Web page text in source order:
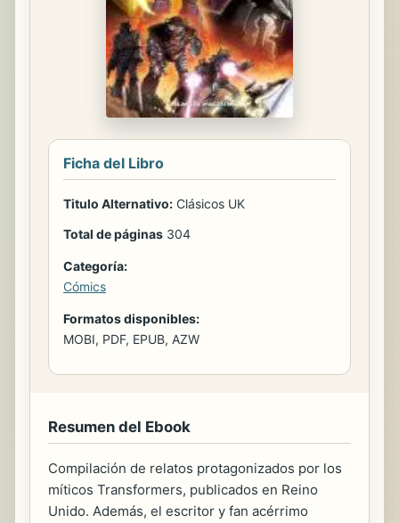
Ficha del Libro
Titulo Alternativo: Clásicos UK
Total de páginas 304
Categoría:
Cómics
Formatos disponibles:
MOBI, PDF, EPUB, AZW
Resumen del Ebook
Compilación de relatos protagonizados por los
míticos Transformers, publicados en Reino
Unido. Además, el escritor y fan acérrimo